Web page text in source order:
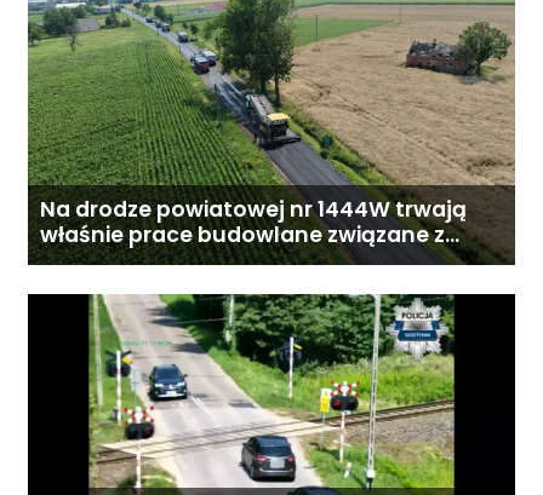
Na drodze powiatowej nr 1444W trwają
właśnie prace budowlane związane z
przebudową drogi